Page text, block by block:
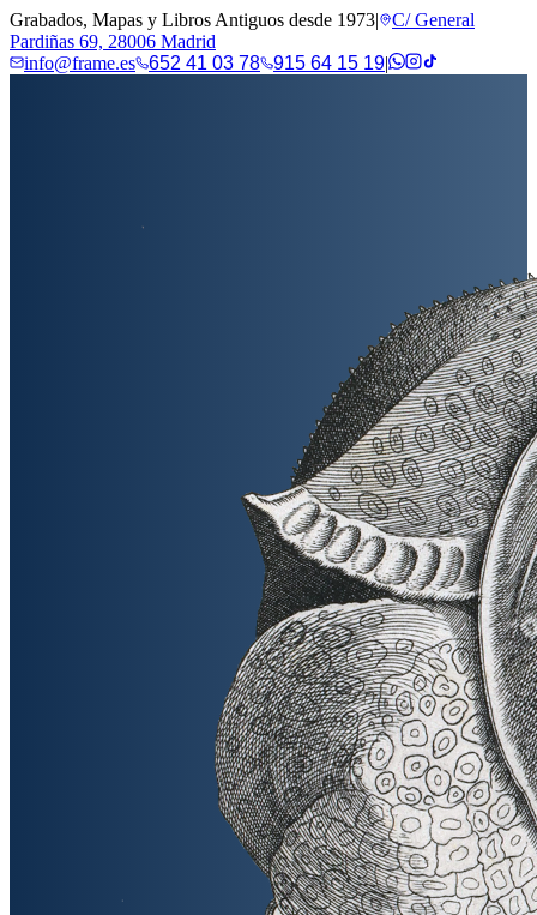
Grabados, Mapas y Libros Antiguos desde 1973|
C/ General
Pardiñas 69, 28006 Madrid
info@frame.es
652 41 03 78 915 64 15 19|